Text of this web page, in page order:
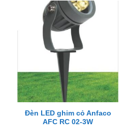
Đèn LED ghim cỏ Anfaco
AFC RC 02-3W